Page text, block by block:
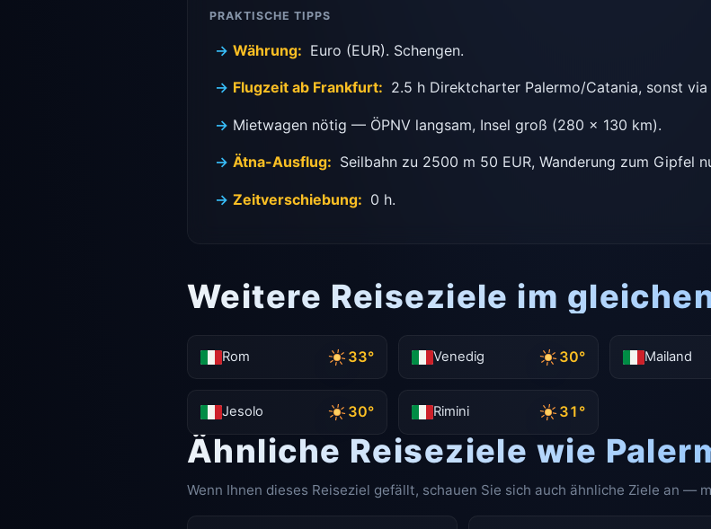
PRAKTISCHE TIPPS
Währung: Euro (EUR). Schengen.
Flugzeit ab Frankfurt: 2.5 h Direktcharter Palermo/Catania, sonst via
Mietwagen nötig — ÖPNV langsam, Insel groß (280 × 130 km).
Ätna-Ausflug: Seilbahn zu 2500 m 50 EUR, Wanderung zum Gipfel
Zeitverschiebung: 0 h.
Weitere Reiseziele im
Rom 33° Venedig 30° Mailand
Jesolo 30° Rimini 31°
Ähnliche Reiseziele wie
Wenn Ihnen dieses Reiseziel gefällt, schauen Sie sich auch ähnliche Ziele an —